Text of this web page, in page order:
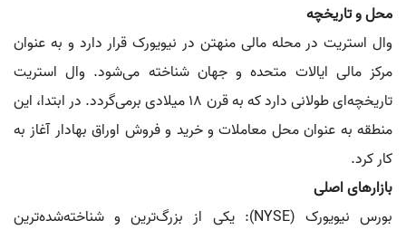
محل و تاریخچه
وال استریت در محله مالی منهتن در نیویورک قرار دارد و به عنوان
مرکز مالی ایالات متحده و جهان شناخته می‌شود. وال استریت
تاریخچه‌ای طولانی دارد که به قرن 18 میلادی برمی‌گردد. در ابتدا، این
منطقه به عنوان محل معاملات و خرید و فروش اوراق بهادار آغاز به
کار کرد.
بازارهای اصلی
بورس نیویورک (NYSE): یکی از بزرگ‌ترین و شناخته‌شده‌ترین